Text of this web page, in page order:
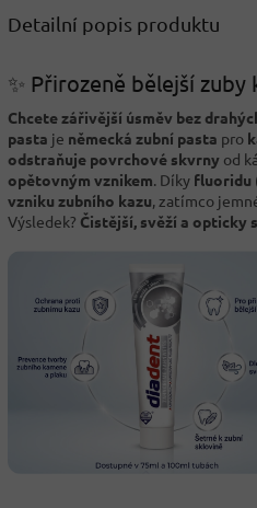
Detailní popis produktu
✨ Přirozeně bělejší zuby
Chcete zářivější úsměv bez
pasta je německá zubní pasta pro
odstraňuje povrchové skvrny od
opětovným vznikem. Díky fluoridu
vzniku zubního kazu, zatímco
Výsledek? Čistější, svěží a opticky